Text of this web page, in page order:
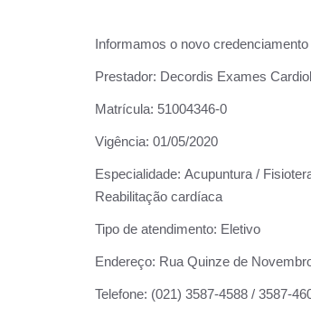
Informamos o novo
Prestador: Decordis Exames
Matrícula: 51004346-0
Vigência: 01/05/2020
Especialidade: Acupuntura /
Reabilitação cardíaca
Tipo de atendimento: Eletivo
Endereço: Rua Quinze de
Telefone: (021) 3587-4588 / 3587-